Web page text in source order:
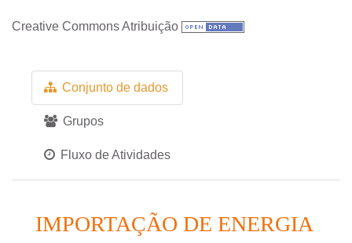
Creative Commons Atribuição
Conjunto de dados
Grupos
Fluxo de Atividades
IMPORTAÇÃO DE ENERGIA